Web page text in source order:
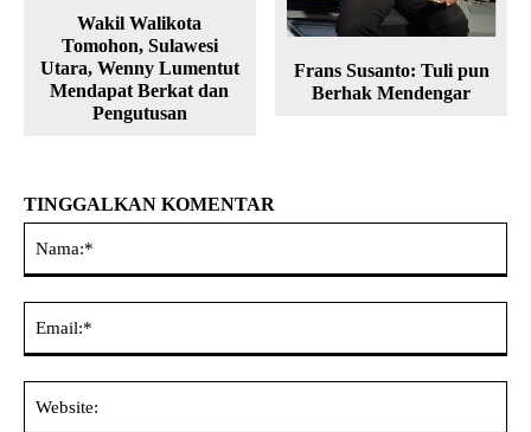
Wakil Walikota
Tomohon, Sulawesi
Utara, Wenny Lumentut
Mendapat Berkat dan
Pengutusan
Frans Susanto: Tuli pun
Berhak Mendengar
TINGGALKAN KOMENTAR